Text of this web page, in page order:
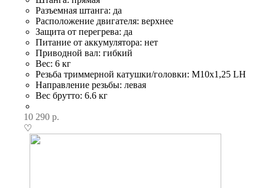
Разъемная штанга: да
Расположение двигателя: верхнее
Защита от перегрева: да
Питание от аккумулятора: нет
Приводной вал: гибкий
Вес: 6 кг
Резьба триммерной катушки/головки: М10х1,25 LH
Направление резьбы: левая
Вес брутто: 6.6 кг
10 290 р.
♡